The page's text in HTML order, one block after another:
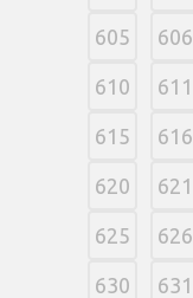
605 606
610 611
615 616
620 621
625 626
630 631